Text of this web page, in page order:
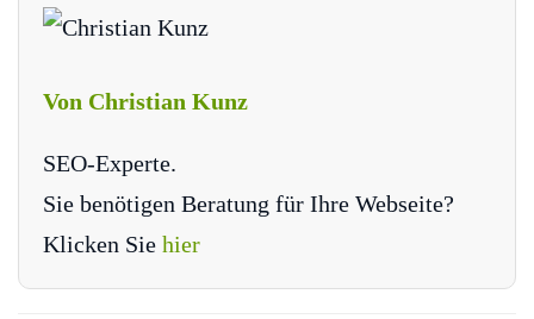
Von Christian Kunz
SEO-Experte.
Sie benötigen Beratung für Ihre Webseite?
Klicken Sie hier